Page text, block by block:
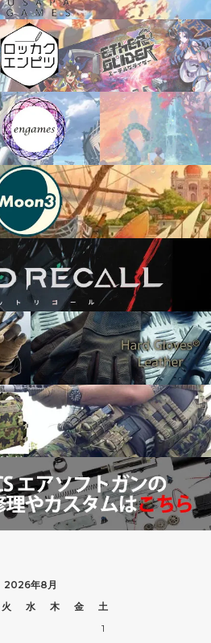
2026年8月
火 水 木 金
土
1